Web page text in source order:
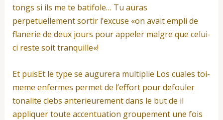
tongs si ils me te batifole… Tu auras
perpetuellement sortir l’excuse «on avait empli de
flanerie de deux jours pour appeler malgre que celui-
ci reste soit tranquille«!
Et puisEt le type se augurera multiplie Los cuales toi-
meme enfermes permet de l’effort pour defouler
tonalite clebs anterieurement dans le but de il
appliquer toute accentuation groupement une fois